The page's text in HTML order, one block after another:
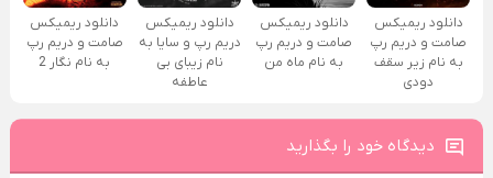
دانلود ریمیکس
صامت و دریم رپ
به نام زیر سقف
دودی
دانلود ریمیکس
صامت و دریم رپ
به نام ماه من
دانلود ریمیکس
دریم رپ و سایا به
نام زیبای بی
عاطفه
دانلود ریمیکس
صامت و دریم رپ
به نام نگار 2
دیدگاه خود را بگذارید